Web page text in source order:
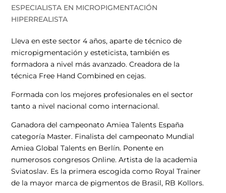
ESPECIALISTA EN MICROPIGMENTACIÓN
HIPERREALISTA
Lleva en este sector 4 años, aparte de técnico de
micropigmentación y esteticista, también es
formadora a nivel más avanzado. Creadora de la
técnica Free Hand Combined en cejas.
Formada con los mejores profesionales en el sector
tanto a nivel nacional como internacional.
Ganadora del campeonato Amiea Talents España
categoría Master. Finalista del campeonato Mundial
Amiea Global Talents en Berlín. Ponente en
numerosos congresos Online. Artista de la academia
Sviatoslav. Es la primera escogida como Royal Trainer
de la mayor marca de pigmentos de Brasil, RB Kollors.